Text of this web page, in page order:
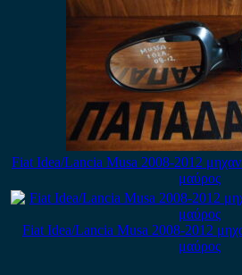
Fiat Idea/Lancia Musa 2008-2012
μαύρος
Fiat Idea/Lancia Musa 2008-2012
μαύρος